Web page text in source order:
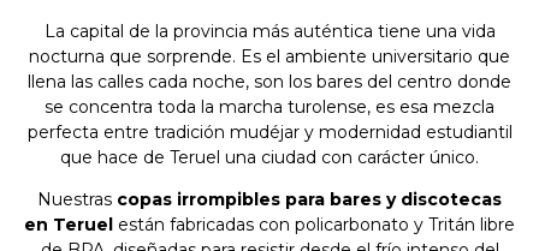
La capital de la provincia más auténtica tiene una vida
nocturna que sorprende. Es el ambiente universitario que
llena las calles cada noche, son los bares del centro donde
se concentra toda la marcha turolense, es esa mezcla
perfecta entre tradición mudéjar y modernidad estudiantil
que hace de Teruel una ciudad con carácter único.
Nuestras copas irrompibles para bares y discotecas
en Teruel están fabricadas con policarbonato y Tritán libre